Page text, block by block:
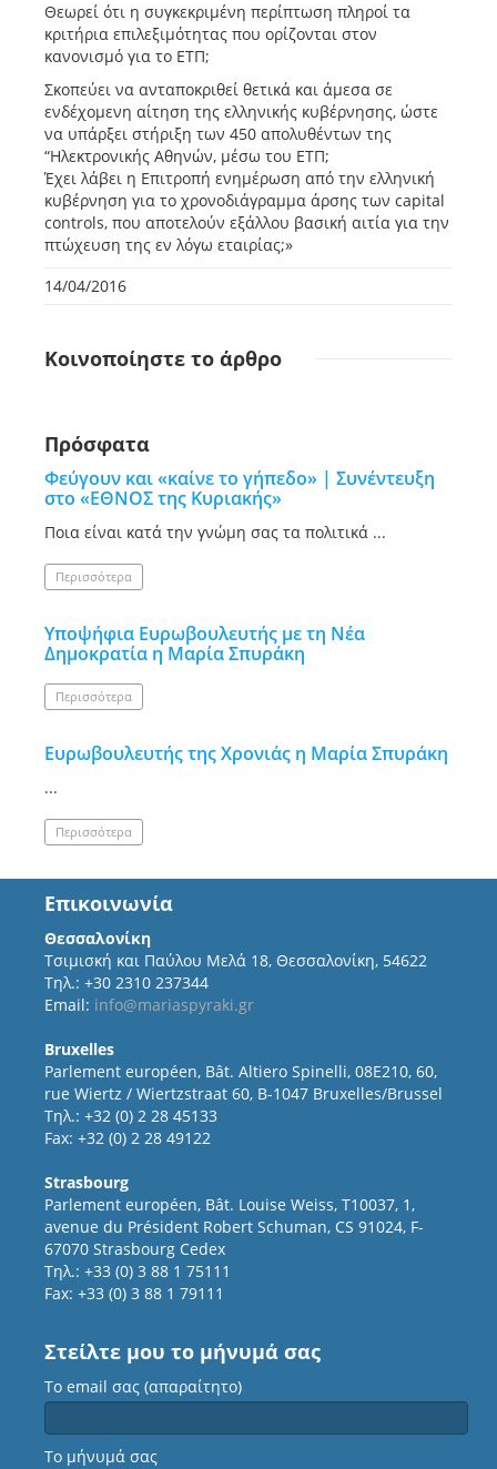
Θεωρεί ότι η συγκεκριμένη περίπτωση πληροί τα
κριτήρια επιλεξιμότητας που ορίζονται στον
κανονισμό για το ΕΤΠ;
Σκοπεύει να ανταποκριθεί θετικά και άμεσα σε
ενδέχομενη αίτηση της ελληνικής κυβέρνησης, ώστε
να υπάρξει στήριξη των 450 απολυθέντων της
“Ηλεκτρονικής Αθηνών, μέσω του ΕΤΠ;
Έχει λάβει η Επιτροπή ενημέρωση από την ελληνική
κυβέρνηση για το χρονοδιάγραμμα άρσης των capital
controls, που αποτελούν εξάλλου βασική αιτία για την
πτώχευση της εν λόγω εταιρίας;»
14/04/2016
Κοινοποίηστε το άρθρο
Πρόσφατα
Φεύγουν και «καίνε το γήπεδο» | Συνέντευξη
στο «ΕΘΝΟΣ της Κυριακής»
Ποια είναι κατά την γνώμη σας τα πολιτικά ...
Περισσότερα
Υποψήφια Ευρωβουλευτής με τη Νέα
Δημοκρατία η Μαρία Σπυράκη
Περισσότερα
Ευρωβουλευτής της Χρονιάς η Μαρία Σπυράκη
...
Περισσότερα
Επικοινωνία
Θεσσαλονίκη
Τσιμισκή και Παύλου Μελά 18, Θεσσαλονίκη, 54622
Τηλ.: +30 2310 237344
Email: info@mariaspyraki.gr
Bruxelles
Parlement européen, Bât. Altiero Spinelli, 08E210, 60,
rue Wiertz / Wiertzstraat 60, B-1047 Bruxelles/Brussel
Τηλ.: +32 (0) 2 28 45133
Fax: +32 (0) 2 28 49122
Strasbourg
Parlement européen, Bât. Louise Weiss, T10037, 1,
avenue du Président Robert Schuman, CS 91024, F-
67070 Strasbourg Cedex
Τηλ.: +33 (0) 3 88 1 75111
Fax: +33 (0) 3 88 1 79111
Στείλτε μου το μήνυμά σας
Το email σας (απαραίτητο)
Το μήνυμά σας